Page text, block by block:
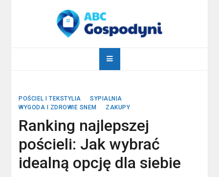
abcgospodyni.pl
POŚCIEL I TEKSTYLIA
SYPIALNIA
WYGODA I ZDROWIE SNEM
ZAKUPY
Ranking najlepszej
pościeli: Jak wybrać
idealną opcję dla siebie